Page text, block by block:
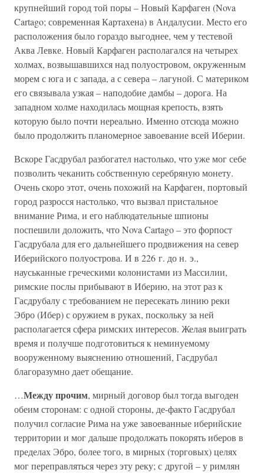
крупнейший город той поры – Новый Карфаген (Nova
Cartago; современная Картахена) в Андалусии. Место его
расположения было гораздо выгоднее, чем у тестевой
Аква Левке. Новый Карфаген располагался на четырех
холмах, возвышавшихся над полуостровом, окруженным
морем с юга и с запада, а с севера – лагуной. С материком
его связывала узкая – наподобие дамбы – дорога. На
западном холме находилась мощная крепость, взять
которую было почти нереально. Именно отсюда можно
было продолжить планомерное завоевание всей Иберии.
Вскоре Гасдрубал разбогател настолько, что уже мог себе
позволить чеканить собственную серебряную монету.
Очень скоро этот, очень похожий на Карфаген, портовый
город разросся настолько, что вызвал пристальное
внимание Рима, и его наблюдательные шпионы
поспешили доложить, что Nova Cartago – это форпост
Гасдрубала для его дальнейшего продвижения на север
Иберийского полуострова. И в 226 г. до н. э.,
науськанные греческими колонистами из Массилии,
римские послы прибывают в Иберию, на этот раз к
Гасдрубалу с требованием не пересекать линию реки
Эбро (Ибер) с оружием в руках, поскольку за ней
располагается сфера римских интересов. Желая выиграть
время и получше подготовиться к неминуемому
вооруженному выяснению отношений, Гасдрубал
благоразумно дает обещание.
…Между прочим, мирный договор был тогда выгоден
обеим сторонам: с одной стороны, де-факто Гасдрубал
получил согласие Рима на уже завоеванные иберийские
территории и мог дальше продолжать покорять иберов в
пределах Эбро, более того, в мирных (торговых) целях
мог переправляться через эту реку; с другой – у римлян